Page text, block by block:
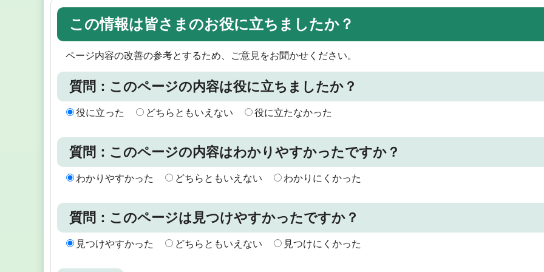
この情報は皆さまのお役に立ちましたか？
ページ内容の改善の参考とするため、ご意見をお聞かせください。
質問：このページの内容は役に立ちましたか？
役に立った どちらともいえない 役に立たなかった
質問：このページの内容はわかりやすかったですか？
わかりやすかった どちらともいえない わかりにくかった
質問：このページは見つけやすかったですか？
見つけやすかった どちらともいえない 見つけにくかった